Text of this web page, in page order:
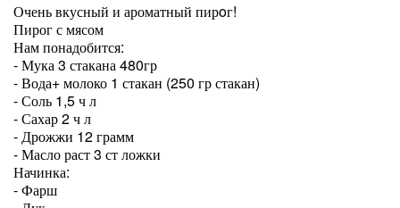
Очень вкусный и ароматный пирoг!
Пирог с мясом
Нам понадобится:
- Мука 3 стакана 480гр
- Вода+ молоко 1 стакан (250 гр стакан)
- Соль 1,5 ч л
- Сахар 2 ч л
- Дрожжи 12 грамм
- Масло раст 3 ст ложки
Начинка:
- Фарш